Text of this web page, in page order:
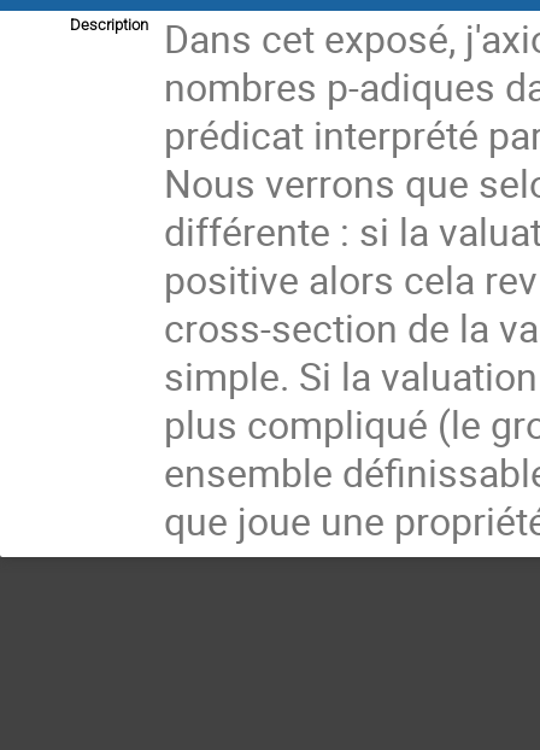
Description
Dans cet exposé,
nombres p-adiques
prédicat interprété
Nous verrons que
différente : si la
positive alors cela
cross-section de la
simple. Si la
plus compliqué (le
ensemble
que joue une